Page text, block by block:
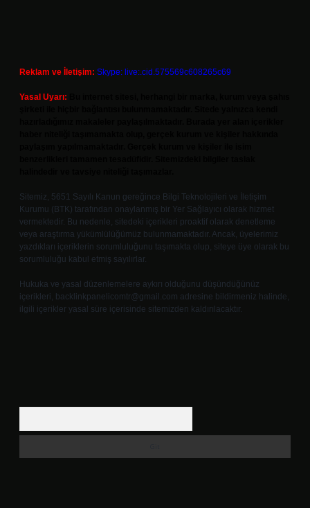
Reklam ve İletişim: Skype: live:.cid.575569c608265c69
Yasal Uyarı:
Sitemiz, 5651 Sayılı Kanun gereğince Bilgi Teknolojileri ve İletişim
Kurumu (BTK) tarafından onaylanmış bir Yer Sağlayıcı olarak hizmet
vermektedir. Bu nedenle, sitedeki içerikleri proaktif olarak denetleme
veya araştırma yükümlülüğümüz bulunmamaktadır. Ancak, üyelerimiz
yazdıkları içeriklerin sorumluluğunu taşımakta olup, siteye üye olarak bu
sorumluluğu kabul etmiş sayılırlar.
Hukuka ve yasal düzenlemelere aykırı olduğunu düşündüğünüz
içerikleri, backlinkpanelicomtr@gmail.com adresine bildirmeniz halinde,
ilgili içerikler yasal süre içerisinde sitemizden kaldırılacaktır.